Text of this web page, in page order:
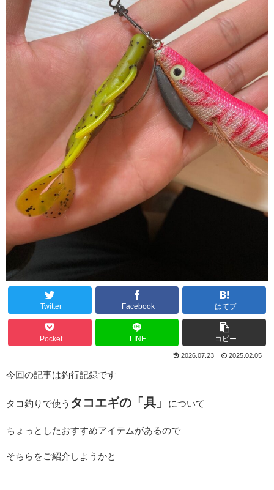
Twitter Facebook はてブ
Pocket LINE コピー
2026.07.23 2025.02.05
今回の記事は釣行記録です
タコ釣りで使う タコエギの「具」 について
ちょっとしたおすすめアイテムがあるので
そちらをご紹介しようかと